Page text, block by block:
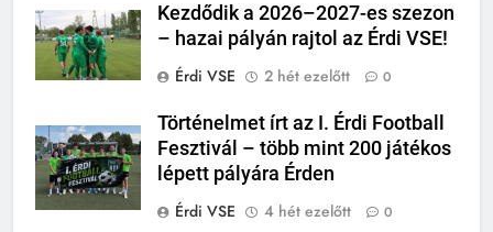
Kezdődik a 2026–2027-es szezon
– hazai pályán rajtol az Érdi VSE!
Érdi VSE
2 hét ezelőtt 0
Történelmet írt az I. Érdi Football
Fesztivál – több mint 200 játékos
lépett pályára Érden
Érdi VSE
4 hét ezelőtt 0